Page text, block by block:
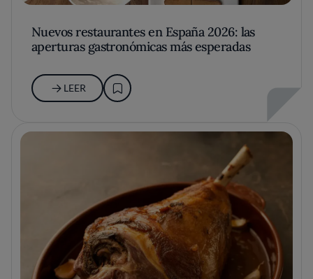
Nuevos restaurantes en España 2026: las
aperturas gastronómicas más esperadas
LEER